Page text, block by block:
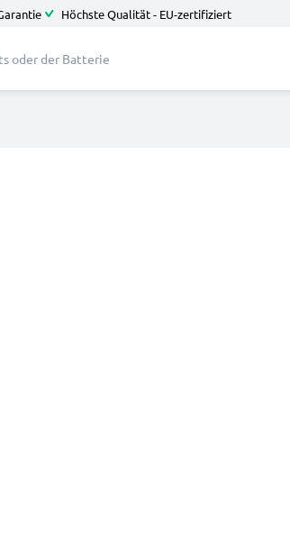
Höchste Qualität - EU-zertifiziert